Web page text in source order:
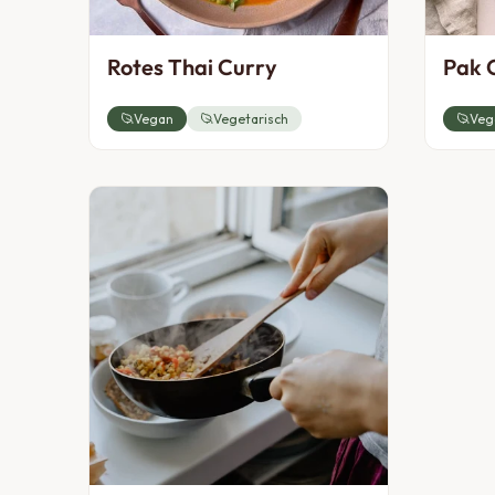
Rotes Thai Curry
Vegan Vegetarisch
Pak